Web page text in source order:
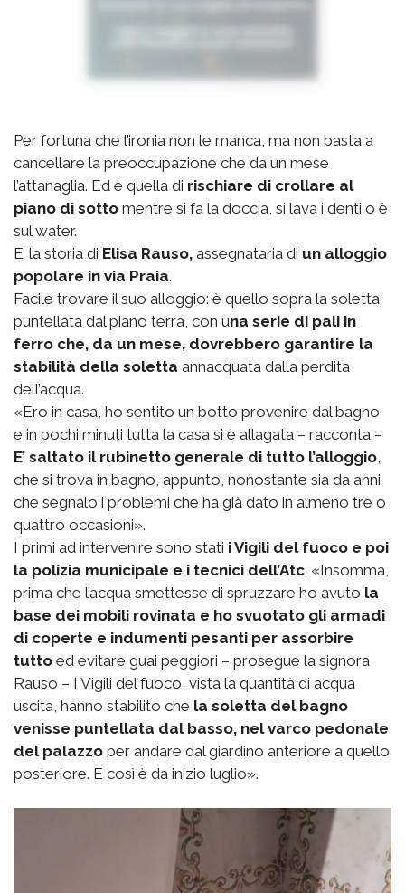
Per fortuna che l’ironia non le manca, ma non basta a
cancellare la preoccupazione che da un mese
l’attanaglia. Ed è quella di rischiare di crollare al
piano di sotto mentre si fa la doccia, si lava i denti o è
sul water.
E’ la storia di Elisa Rauso, assegnataria di un alloggio
popolare in via Praia.
Facile trovare il suo alloggio: è quello sopra la soletta
puntellata dal piano terra, con una serie di pali in
ferro che, da un mese, dovrebbero garantire la
stabilità della soletta annacquata dalla perdita
dell’acqua.
«Ero in casa, ho sentito un botto provenire dal bagno
e in pochi minuti tutta la casa si è allagata – racconta –
E’ saltato il rubinetto generale di tutto l’alloggio,
che si trova in bagno, appunto, nonostante sia da anni
che segnalo i problemi che ha già dato in almeno tre o
quattro occasioni».
I primi ad intervenire sono stati i Vigili del fuoco e poi
la polizia municipale e i tecnici dell’Atc. «Insomma,
prima che l’acqua smettesse di spruzzare ho avuto la
base dei mobili rovinata e ho svuotato gli armadi
di coperte e indumenti pesanti per assorbire
tutto ed evitare guai peggiori – prosegue la signora
Rauso – I Vigili del fuoco, vista la quantità di acqua
uscita, hanno stabilito che la soletta del bagno
venisse puntellata dal basso, nel varco pedonale
del palazzo per andare dal giardino anteriore a quello
posteriore. E così è da inizio luglio».